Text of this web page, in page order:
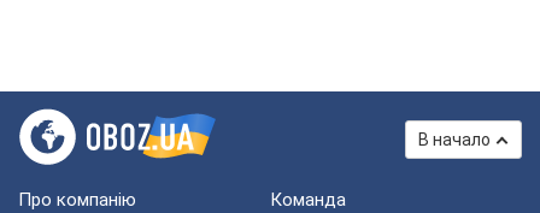
В начало
Про компанію Команда